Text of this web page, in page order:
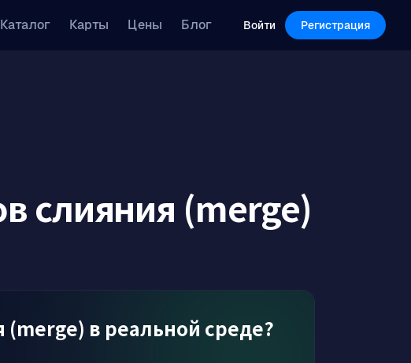
Features Pricing Log in Sign Up
Каталог Карты Цены Блог Войти Регистрация
слияния (merge)
в реальной среде?